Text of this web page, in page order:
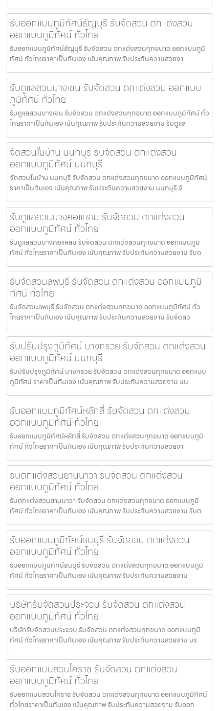
รับออกแบบภูมิทัศน์ธัญบุรี รับจัดสวน ตกแต่งสวน
ออกแบบภูมิทัศน์ ทั่วไทย
รับออกแบบภูมิทัศน์ธัญบุรี รับจัดสวน ตกแต่งสวนทุกขนาด ออกแบบภูมิ
ทัศน์ ทั่วไทยราคาเป็นกันเอง เน้นคุณภาพ รับประกันความสวยงา
รับดูแลสวนบางเขน รับจัดสวน ตกแต่งสวน ออกแบบ
ภูมิทัศน์ ทั่วไทย
รับดูแลสวนบางเขน รับจัดสวน ตกแต่งสวนทุกขนาด ออกแบบภูมิทัศน์ ทั่ว
ไทยราคาเป็นกันเอง เน้นคุณภาพ รับประกันความสวยงาม รับดูแล
จัดสวนในบ้าน นนทบุรี รับจัดสวน ตกแต่งสวน
ออกแบบภูมิทัศน์ นนทบุรี
จัดสวนในบ้าน นนทบุรี รับจัดสวน ตกแต่งสวนทุกขนาด ออกแบบภูมิทัศน์
ราคาเป็นกันเอง เน้นคุณภาพ รับประกันความสวยงาม นนทบุรี จั
รับดูแลสวนบางคอแหลม รับจัดสวน ตกแต่งสวน
ออกแบบภูมิทัศน์ ทั่วไทย
รับดูแลสวนบางคอแหลม รับจัดสวน ตกแต่งสวนทุกขนาด ออกแบบภูมิ
ทัศน์ ทั่วไทยราคาเป็นกันเอง เน้นคุณภาพ รับประกันความสวยงาม รับด
รับจัดสวนลพบุรี รับจัดสวน ตกแต่งสวน ออกแบบภูมิ
ทัศน์ ทั่วไทย
รับจัดสวนลพบุรี รับจัดสวน ตกแต่งสวนทุกขนาด ออกแบบภูมิทัศน์ ทั่ว
ไทยราคาเป็นกันเอง เน้นคุณภาพ รับประกันความสวยงาม รับจัดสว
รับปรับปรุงภูมิทัศน์ บางกรวย รับจัดสวน ตกแต่งสวน
ออกแบบภูมิทัศน์ นนทบุรี
รับปรับปรุงภูมิทัศน์ บางกรวย รับจัดสวน ตกแต่งสวนทุกขนาด ออกแบบ
ภูมิทัศน์ ราคาเป็นกันเอง เน้นคุณภาพ รับประกันความสวยงาม นน
รับออกแบบภูมิทัศน์หลักสี่ รับจัดสวน ตกแต่งสวน
ออกแบบภูมิทัศน์ ทั่วไทย
รับออกแบบภูมิทัศน์หลักสี่ รับจัดสวน ตกแต่งสวนทุกขนาด ออกแบบภูมิ
ทัศน์ ทั่วไทยราคาเป็นกันเอง เน้นคุณภาพ รับประกันความสวยงา
รับตกแต่งสวนยานนาวา รับจัดสวน ตกแต่งสวน
ออกแบบภูมิทัศน์ ทั่วไทย
รับตกแต่งสวนยานนาวา รับจัดสวน ตกแต่งสวนทุกขนาด ออกแบบภูมิ
ทัศน์ ทั่วไทยราคาเป็นกันเอง เน้นคุณภาพ รับประกันความสวยงาม รับต
รับออกแบบภูมิทัศน์ธนบุรี รับจัดสวน ตกแต่งสวน
ออกแบบภูมิทัศน์ ทั่วไทย
รับออกแบบภูมิทัศน์ธนบุรี รับจัดสวน ตกแต่งสวนทุกขนาด ออกแบบภูมิ
ทัศน์ ทั่วไทยราคาเป็นกันเอง เน้นคุณภาพ รับประกันความสวยงาม
บริษัทรับจัดสวนประจวบ รับจัดสวน ตกแต่งสวน
ออกแบบภูมิทัศน์ ทั่วไทย
บริษัทรับจัดสวนประจวบ รับจัดสวน ตกแต่งสวนทุกขนาด ออกแบบภูมิ
ทัศน์ ทั่วไทยราคาเป็นกันเอง เน้นคุณภาพ รับประกันความสวยงาม บร
รับออกแบบสวนโคราช รับจัดสวน ตกแต่งสวน
ออกแบบภูมิทัศน์ ทั่วไทย
รับออกแบบสวนโคราช รับจัดสวน ตกแต่งสวนทุกขนาด ออกแบบภูมิทัศน์
ทั่วไทยราคาเป็นกันเอง เน้นคุณภาพ รับประกันความสวยงาม รับออก